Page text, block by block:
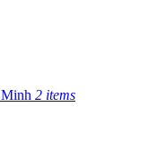
2 items